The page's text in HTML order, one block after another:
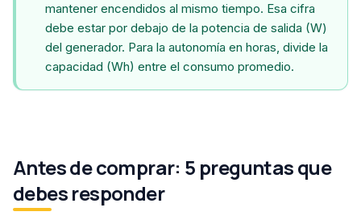
mantener encendidos al mismo tiempo. Esa cifra
debe estar por debajo de la potencia de salida (W)
del generador. Para la autonomía en horas, divide la
capacidad (Wh) entre el consumo promedio.
Antes de comprar: 5 preguntas que
debes responder